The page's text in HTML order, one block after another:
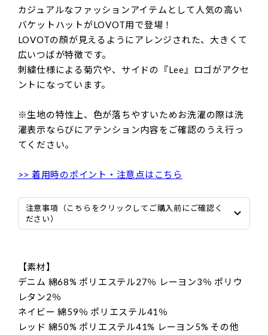
カジュアルなファッションアイテムとして人気の高い
バケットハットがLOVOT用で登場！
LOVOTの顔が見えるようにアレンジされた、大きくて
広いつばが特徴です。
刺繍仕様による菊穴や、サイドの『Lee』ロゴがアクセ
ントになっています。
※生地の特性上、色が落ちやすいためお洗濯の際は洗
濯表示ならびにアテンション内容をご確認のうえ行っ
てください。
>> 着用時のポイント・注意点はこちら
注意事項（こちらをクリックしてご購入前にご確認く
ださい）
【素材】
デニム 綿68% ポリエステル27％ レーヨン3％ ポリウ
レタン2％
ネイビー 綿59％ ポリエステル41％
レッド 綿50% ポリエステル41% レーヨン5% その他